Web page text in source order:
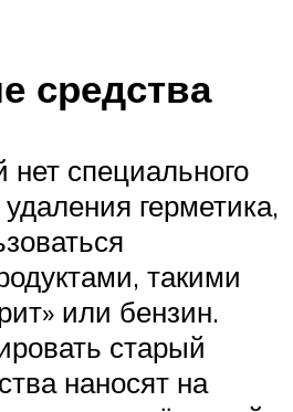
средства
нет специального
герметика,
такими
или бензин.
старый
наносят на